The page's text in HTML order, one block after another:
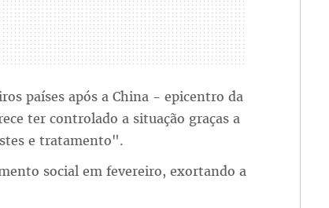
países após a China - epicentro da
ter controlado a situação graças a
e tratamento".
social em fevereiro, exortando a